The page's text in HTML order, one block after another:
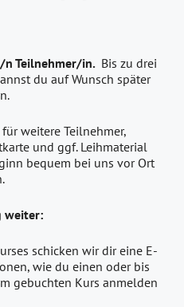
n Teilnehmer/in. Bis zu drei
du auf Wunsch später
weitere Teilnehmer,
und ggf. Leihmaterial
bequem bei uns vor Ort
weiter:
schicken wir dir eine E-
wie du einen oder bis
gebuchten Kurs anmelden